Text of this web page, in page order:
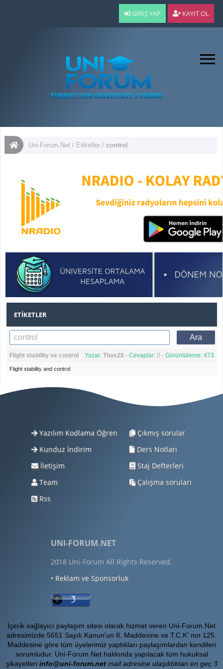
GIRIŞ YAP KAYIT OL
Uni-Forum.Net / Etiketler /control
ETIKETLER
Yazar: Thas28 - Cevaplar: 0 - Görüntüleme: 473
Flight stability ve control
Flight stability and control
Yazılım Kodlama Öğren
Kunduz İndirim
İletişim
Team
Rss
Çıkmış sorular
Ders Notları
Staj Defterleri
Çalışma soruları
UNI-FORUM.NET
2018 Uni-Forum All Rights Reserved.
• Reklam ve Sponsorluk
İçerik sağlayıcı paylaşım sitesi olarak hizmet veren Uni-Forum.Net
adresimizde 5651 Sayılı Kanun'un 8. Maddesine ve T.C.K' nın 125.
Maddesine göre tüm üyelerimiz yaptıkları paylaşımlardan kendileri
sorumludur. Uni-Forum.Net hakkında yapılacak tüm hukuksal
şikayetleri info@uni-forum.netmail adresine ulaşıldıktan en geç 3